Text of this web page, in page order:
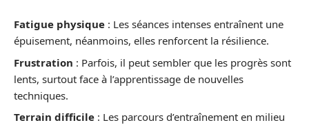
Fatigue physique : Les séances intenses entraînent une
épuisement, néanmoins, elles renforcent la résilience.
Frustration : Parfois, il peut sembler que les progrès sont
lents, surtout face à l’apprentissage de nouvelles
techniques.
Terrain difficile : Les parcours d’entraînement en milieu